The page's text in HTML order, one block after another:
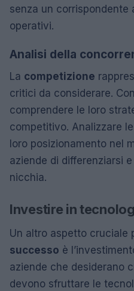
senza un corrispondente
operativi.
Analisi della
La competizione
critici da considerare.
comprendere le loro
competitivo. Analizzare
loro posizionamento nel
aziende di differenziarsi
nicchia.
Investire in
Un altro aspetto cruciale
successo è
aziende che desiderano
devono sfruttare le